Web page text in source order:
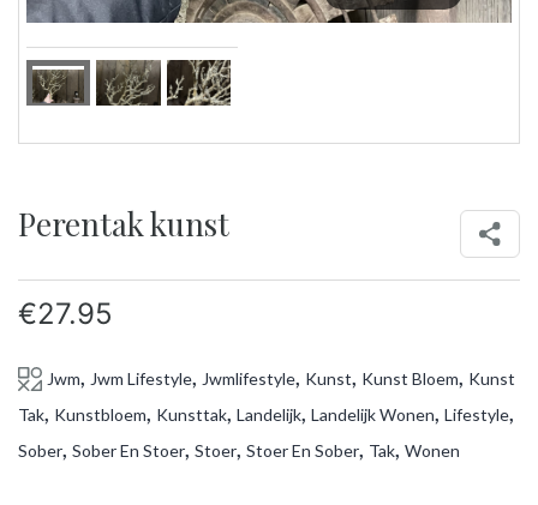
Perentak kunst
€27.95
Jwm, Jwm Lifestyle, Jwmlifestyle, Kunst, Kunst Bloem, Kunst
Tak, Kunstbloem, Kunsttak, Landelijk, Landelijk Wonen, Lifestyle,
Sober, Sober En Stoer, Stoer, Stoer En Sober, Tak, Wonen